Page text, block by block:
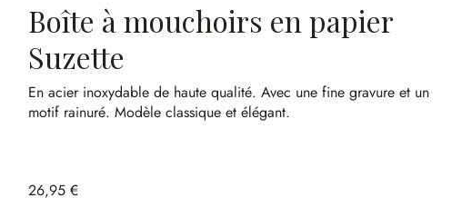
Boîte à mouchoirs en papier
Suzette
En acier inoxydable de haute qualité.Avec une fine gravure et un
motif rainuré.Modèle classique et élégant.
26,95 €